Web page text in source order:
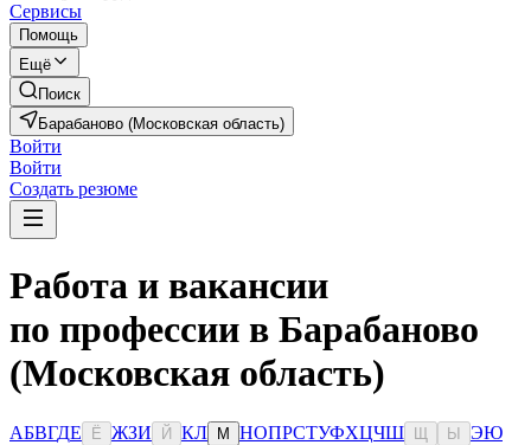
Сервисы
Помощь
Ещё
Поиск
Барабаново (Московская область)
Войти
Войти
Создать резюме
Работа и вакансии
по профессии в Барабаново
(Московская область)
АБВГДЕ Ё ЖЗИ Й КЛ М НОПРСТУФХЦЧШ Ы ЭЮ